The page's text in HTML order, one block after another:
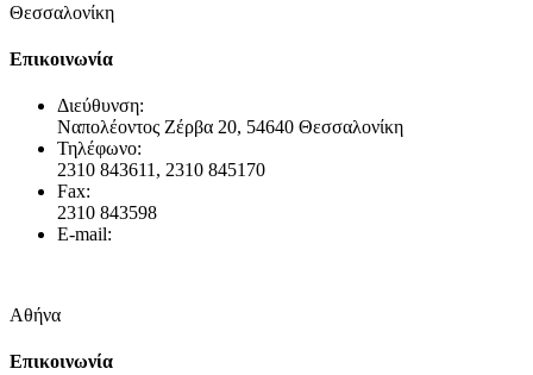
Θεσσαλονίκη
Επικοινωνία
Διεύθυνση:
Ναπολέοντος Ζέρβα 20, 54640 Θεσσαλονίκη
Τηλέφωνο:
2310 843611, 2310 845170
Fax:
2310 843598
E-mail:
Αθήνα
Επικοινωνία